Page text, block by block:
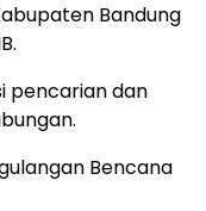
Bandung
pencarian dan
Bencana